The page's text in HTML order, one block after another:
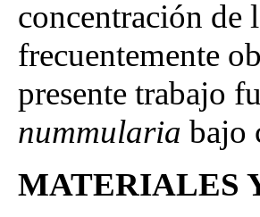
concentración de
frecuentemente
presente trabajo
nummularia bajo
MATERIALES